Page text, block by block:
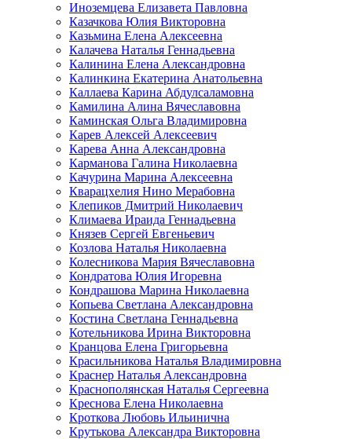
Иноземцева Елизавета Павловна
Казачкова Юлия Викторовна
Казьмина Елена Алексеевна
Калачева Наталья Геннадьевна
Калинина Елена Александровна
Калинкина Екатерина Анатольевна
Каллаева Карина Абдулсаламовна
Камилина Алина Вячеславовна
Каминская Ольга Владимировна
Карев Алексей Алексеевич
Карева Анна Александровна
Карманова Галина Николаевна
Качурина Марина Алексеевна
Кварацхелия Нино Мерабовна
Клепиков Дмитрий Николаевич
Климаева Ираида Геннадьевна
Князев Сергей Евгеньевич
Козлова Наталья Николаевна
Колесникова Мария Вячеславовна
Кондратова Юлия Игоревна
Кондрашова Марина Николаевна
Копьева Светлана Александровна
Костина Светлана Геннадьевна
Котельникова Ирина Викторовна
Кранцова Елена Григорьевна
Красильникова Наталья Владимировна
Краснер Наталья Александровна
Краснополянская Наталья Сергеевна
Креснова Елена Николаевна
Кроткова Любовь Ильинична
Крутькова Александра Викторовна